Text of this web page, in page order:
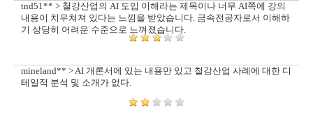
tnd51** > 철강산업의 AI 도입 이해라는 제목이나 너무 AI쪽에 강의
내용이 치우쳐져 있다는 느낌을 받았습니다. 금속전공자로서 이해하
기 상당히 어려운 수준으로 느껴졌습니다.
mineland** > AI 개론서에 있는 내용만 있고 철강산업 사례에 대한 디
테일적 분석 및 소개가 없다.